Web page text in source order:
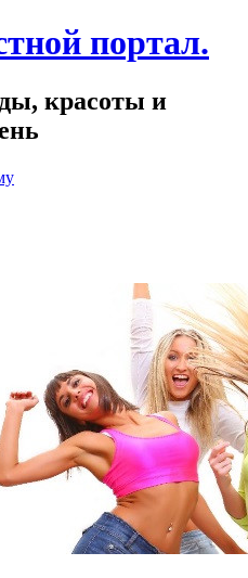
портал.
красоты и